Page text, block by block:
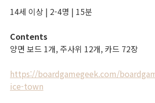
14세 이상 | 2-4명 | 15분
Contents
양면 보드 1개, 주사위 12개, 카드 72장
https://boardgamegeek.com/
ice-town